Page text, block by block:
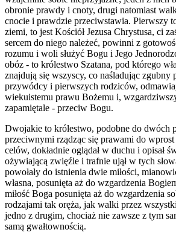
obronie prawdy i cnoty, drugi natomiast
cnocie i prawdzie przeciwstawia. Pierwszy
ziemi, to jest Kościół Jezusa Chrystusa, ci
sercem do niego należeć, powinni z
rozumu i woli służyć Bogu i Jego
obóz - to królestwo Szatana, pod którego
znajdują się wszyscy, co naśladując zgubny
przywódcy i pierwszych rodziców,
wiekuistemu prawu Bożemu i,
zapamiętale - przeciw Bogu.
Dwojakie to królestwo, podobne do dwóch
przeciwnymi rządząc się prawami do
celów, dokładnie oglądał w duchu i opisał
ożywiającą zwięźle i trafnie ujął w tych
powołały do istnienia dwie miłości,
własna, posunięta aż do wzgardzenia
miłość Boga posunięta aż do wzgardzenia
rodzajami tak oręża, jak walki przez
jedno z drugim, chociaż nie zawsze z tym
samą gwałtownością.